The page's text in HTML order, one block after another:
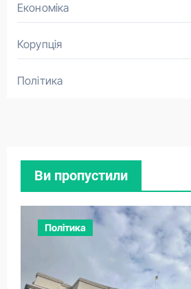
Економіка
Корупція
Політика
Ви пропустили
Політика